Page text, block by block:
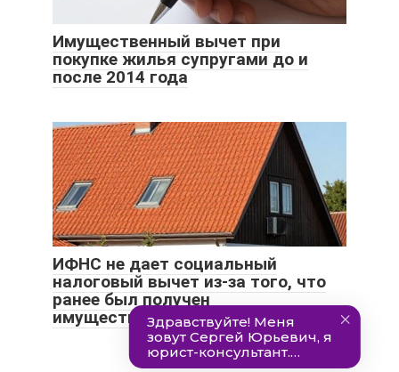
Имущественный вычет при
покупке жилья супругами до и
после 2014 года
ИФНС не дает социальный
налоговый вычет из-за того, что
ранее был получен
имущественный